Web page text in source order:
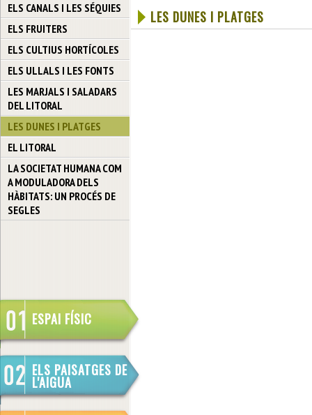
ELS CANALS I LES SÉQUIES
ELS FRUITERS
ELS CULTIUS HORTÍCOLES
ELS ULLALS I LES FONTS
LES MARJALS I SALADARS
DEL LITORAL
LES DUNES I PLATGES
EL LITORAL
LA SOCIETAT HUMANA COM
A MODULADORA DELS
HÀBITATS: UN PROCÉS DE
SEGLES
ESPAI FÍSIC
ELS PAISATGES DE
L'AIGUA
LES DUNES I PLATGES